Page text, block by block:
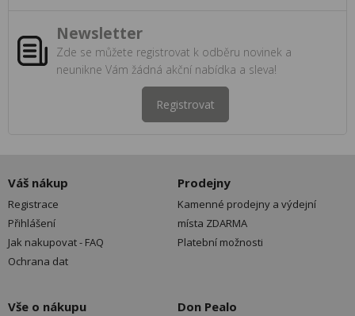
Newsletter
Zde se můžete registrovat k odběru novinek a
neunikne Vám žádná akční nabídka a sleva!
Registrovat
Váš nákup
Registrace
Přihlášení
Jak nakupovat - FAQ
Ochrana dat
Prodejny
Kamenné prodejny a výdejní
místa ZDARMA
Platební možnosti
Vše o nákupu Don Pealo